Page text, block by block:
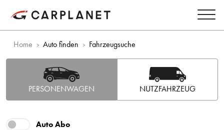
Home Auto finden Fahrzeugsuche
PERSONENWAGEN NUTZFAHRZEUG
Auto Abo